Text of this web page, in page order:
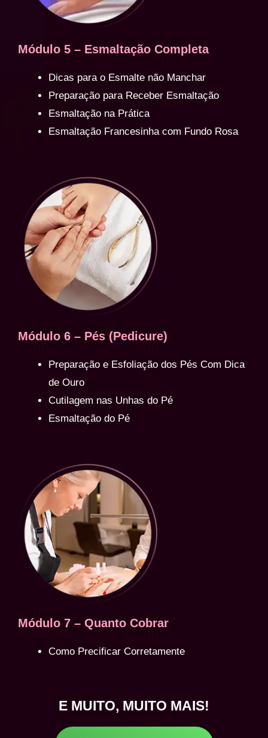
Módulo 5 – Esmaltação Completa
Dicas para o Esmalte não Manchar
Preparação para Receber Esmaltação
Esmaltação na Prática
Esmaltação Francesinha com Fundo Rosa
Módulo 6 – Pés (Pedicure)
Preparação e Esfoliação dos Pés Com Dica
de Ouro
Cutilagem nas Unhas do Pé
Esmaltação do Pé
Módulo 7 – Quanto Cobrar
Como Precificar Corretamente
E MUITO, MUITO MAIS!